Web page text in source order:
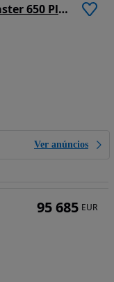
Outra não listada Joker Boat Coaster 650 Plus
Ver anúncios
95 685 EUR